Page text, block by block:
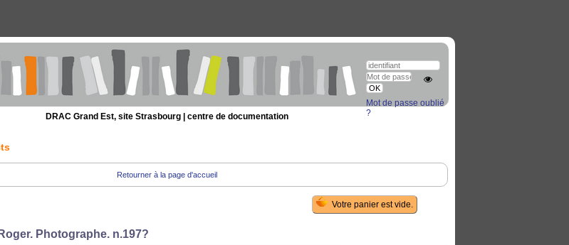
DRAC Grand Est, site Strasbourg | centre de documentation
Retourner à la page d'accueil
Photographe. n.197?
Mot de passe oublié
?